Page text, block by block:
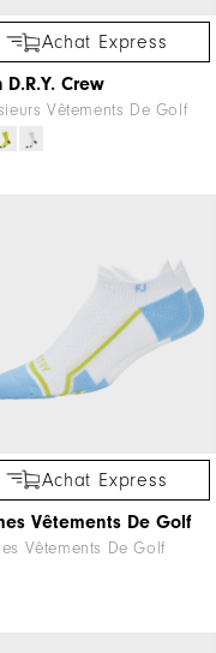
Achat Express
D.R.Y. Crew
Vêtements De Golf
Achat Express
Vêtements De Golf
Vêtements De Golf